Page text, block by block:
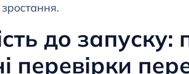
до запуску:
перевірки